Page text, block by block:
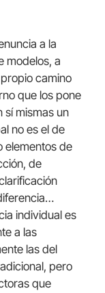
a la
modelos, a
camino
que los pone
sí mismas un
no es el de
elementos de
de
individual es
a las
las del
pero
que